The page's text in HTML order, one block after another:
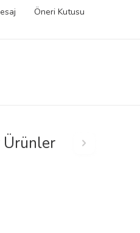
Öneri Kutusu
Ürünler